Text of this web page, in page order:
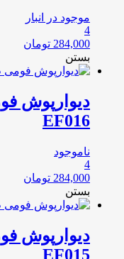
موجود در انبار
4
284,000 تومان
بستن
دیوارپوش
EF016
ناموجود
4
284,000 تومان
بستن
دیوارپوش
EF015